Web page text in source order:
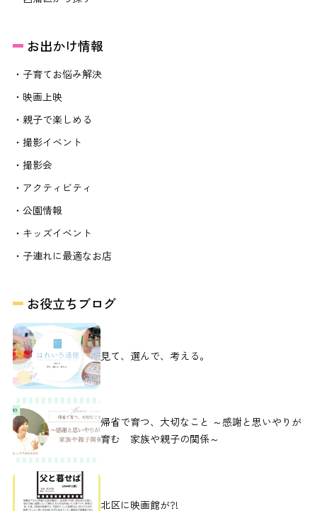
お出かけ情報
・子育てお悩み解決
・映画上映
・親子で楽しめる
・撮影イベント
・撮影会
・アクティビティ
・公園情報
・キッズイベント
・子連れに最適なお店
お役立ちブログ
見て、選んで、考える。
帰省で育つ、大切なこと ～感謝と思いやりが
育む 家族や親子の関係～
北区に映画館が?!